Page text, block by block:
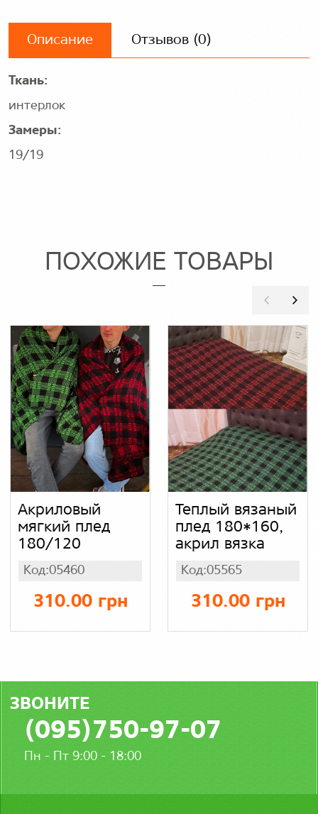
Описание Отзывов (0)
Ткань:
интерлок
Замеры:
19/19
ПОХОЖИЕ ТОВАРЫ
Акриловый
мягкий плед
180/120
Код:05460
310.00 грн
Теплый вязаный
плед 180*160,
акрил вязка
Код:05565
310.00 грн
ЗВОНИТЕ
(095)750-97-07
Пн - Пт 9:00 - 18:00